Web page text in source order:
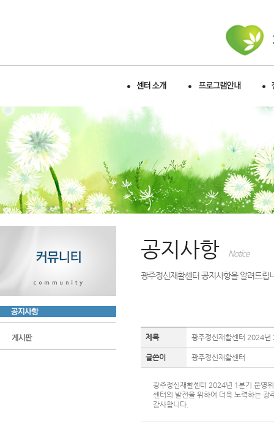
공지사항 Notice
광주정신재활센터 공지사항을 알려드립
제목 광주정신재활센터 2024년
글쓴이 광주정신재활센터
광주정신재활센터 2024년 1분기 운영
센터의 발전을 위하여 더욱 노력하는 광
감사합니다.